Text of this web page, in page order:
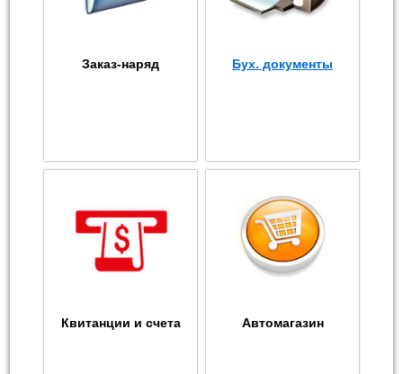
Заказ-наряд Бух. документы
Квитанции и счета Автомагазин